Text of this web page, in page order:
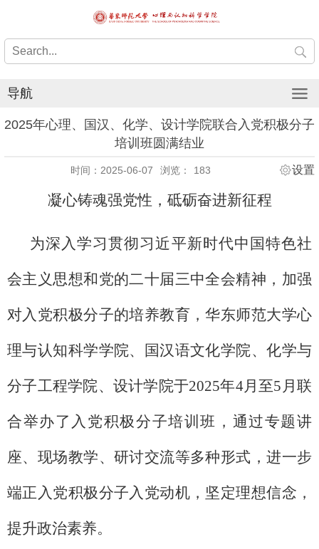
导航
2025年心理、国汉、化学、设计学院联合入党积极分子
培训班圆满结业
时间：2025-06-07 浏览： 183 设置
凝心铸魂强党性，砥砺奋进新征程
为深入学习贯彻习近平新时代中国特色社
会主义思想和党的二十届三中全会精神，加强
对入党积极分子的培养教育，华东师范大学心
理与认知科学学院、国汉语文化学院、化学与
分子工程学院、设计学院于2025年4月至5月联
合举办了入党积极分子培训班，通过专题讲
座、现场教学、研讨交流等多种形式，进一步
端正入党积极分子入党动机，坚定理想信念，
提升政治素养。